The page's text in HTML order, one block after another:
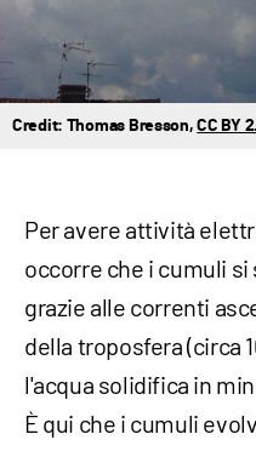
Credit: Thomas Bresson,CC BY
Per avere attività
occorre che i cumuli
grazie alle correnti
della troposfera (circa
l'acqua solidifica in
È qui che i cumuli